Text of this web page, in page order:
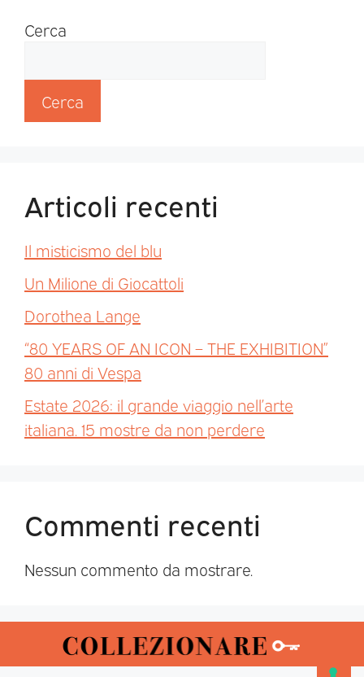
Cerca
Cerca
Articoli recenti
Il misticismo del blu
Un Milione di Giocattoli
Dorothea Lange
“80 YEARS OF AN ICON – THE EXHIBITION”
80 anni di Vespa
Estate 2026: il grande viaggio nell’arte
italiana. 15 mostre da non perdere
Commenti recenti
Nessun commento da mostrare.